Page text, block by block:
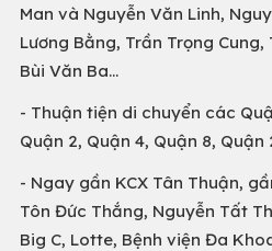
Man và Nguyễn Văn Linh,
Lương Bằng, Trần Trọng Cung,
Bùi Văn Ba...
- Thuận tiện di chuyển các
Quận 2, Quận 4, Quận 8, Quận
- Ngay gần KCX Tân Thuận,
Tôn Đức Thắng, Nguyễn Tất
Big C, Lotte, Bệnh viện Đa